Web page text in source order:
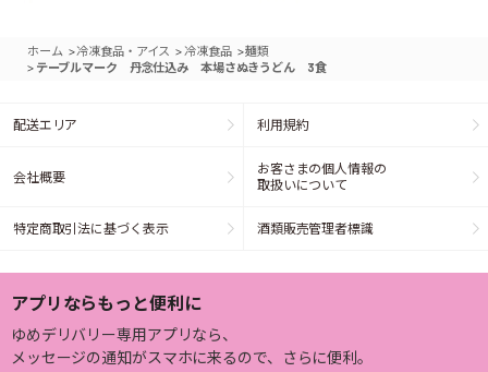
ホーム >冷凍食品・アイス > 冷凍食品 >麺類
> テーブルマーク 丹念仕込み 本場さぬきうどん 3食
配送エリア 利用規約
会社概要
お客さまの個人情報の
取扱いについて
特定商取引法に基づく表示 酒類販売管理者標識
アプリならもっと便利に
ゆめデリバリー専用アプリなら、
メッセージの通知がスマホに来るので、さらに便利。